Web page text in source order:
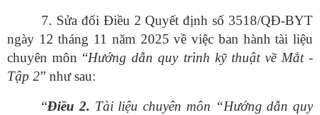
7. Sửa đổi Điều 2 Quyết định số 3518/QĐ-BYT
ngày 12 tháng 11 năm 2025 về việc ban hành tài liệu
chuyên môn “Hướng dẫn quy trình kỹ thuật về Mắt -
Tập 2” như sau:
“Điều 2. Tài liệu chuyên môn “Hướng dẫn quy